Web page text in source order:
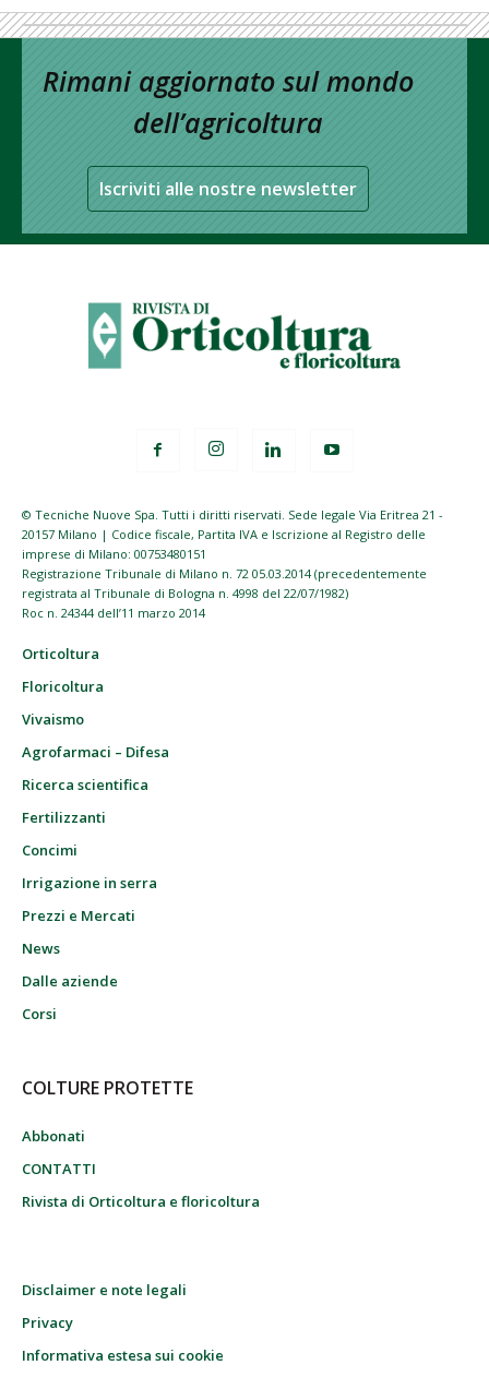
Rimani aggiornato sul mondo
dell’agricoltura
Iscriviti alle nostre newsletter
© Tecniche Nuove Spa. Tutti i diritti riservati. Sede legale Via Eritrea 21 -
20157 Milano | Codice fiscale, Partita IVA e Iscrizione al Registro delle
imprese di Milano: 00753480151
Registrazione Tribunale di Milano n. 72 05.03.2014 (precedentemente
registrata al Tribunale di Bologna n. 4998 del 22/07/1982)
Roc n. 24344 dell’11 marzo 2014
Orticoltura
Floricoltura
Vivaismo
Agrofarmaci – Difesa
Ricerca scientifica
Fertilizzanti
Concimi
Irrigazione in serra
Prezzi e Mercati
News
Dalle aziende
Corsi
COLTURE PROTETTE
Abbonati
CONTATTI
Rivista di Orticoltura e floricoltura
Disclaimer e note legali
Privacy
Informativa estesa sui cookie